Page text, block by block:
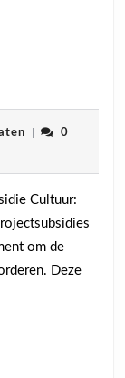
voor
0
Cultuur:
om de
Deze